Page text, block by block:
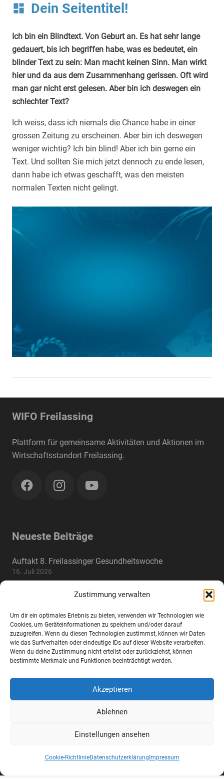
Zustimmung verwalten
Um dir ein optimales Erlebnis zu bieten, verwenden wir Technologien wie
Cookies, um Geräteinformationen zu speichern und/oder darauf
zuzugreifen. Wenn du diesen Technologien zustimmst, können wir Daten
wie das Surfverhalten oder eindeutige IDs auf dieser Website verarbeiten.
Wenn du deine Zustimmung nicht erteilst oder zurückziehst, können
bestimmte Merkmale und Funktionen beeinträchtigt werden.
Akzeptieren
Ablehnen
Einstellungen ansehen
Cookie-RichtlinieDatenschutzerklärung Impressum
dashboard Dein Seitentitel!
Ich bin ein Blindtext. Von Geburt an. Es hat sehr lange
gedauert, bis ich begriffen habe, was es bedeutet, ein
blinder Text zu sein: Man macht keinen Sinn. Man wirkt
hier und da aus dem Zusammenhang gerissen. Oft wird
man gar nicht erst gelesen. Aber bin ich deswegen ein
schlechter Text?
Ich weiss, dass ich niemals die Chance habe in einer
grossen Zeitung zu erscheinen. Aber bin ich deswegen
weniger wichtig? Ich bin blind! Aber ich bin gerne ein
Text. Und sollten Sie mich jetzt dennoch zu ende lesen,
dann habe ich etwas geschafft, was den meisten
normalen Texten nicht gelingt.
WIFO Freilassing
Plattform für gemeinsame Aktivitäten und Aktionen im
Wirtschaftsstandort Freilassing.
Neueste Beiträge
Auftakt 8. Freilassinger Gesundheitswoche
16. Juli 2026
Jahreshauptversammlung 2026
1. Juli 2026
25-Jahre Jubiläumsfeier 2026
16. Juni 2026
Lindenstraße 17a, 83395 Freilassing,